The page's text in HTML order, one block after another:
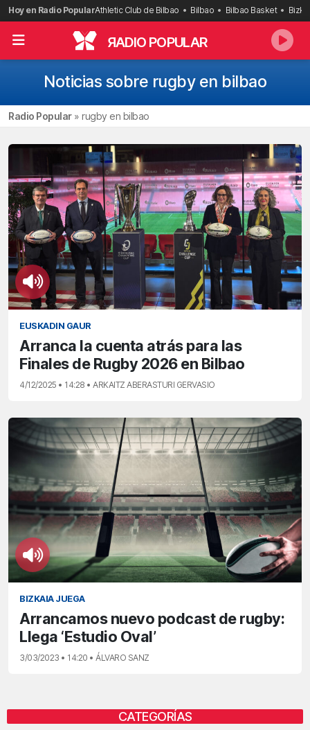
Saltar
al
contenido
Hoy en Radio PopularAthletic Club de Bilbao Bilbao Bilbao Basket
RADIO POPULAR
Noticias sobre rugby en bilbao
Radio Popular» rugby en bilbao
EUSKADIN GAUR
Arranca la cuenta atrás para las
Finales de Rugby 2026 en Bilbao
4/12/2025 • 14:28 • ARKAITZ ABERASTURI GERVASIO
BIZKAIA JUEGA
Arrancamos nuevo podcast de rugby:
Llega ‘Estudio Oval’
3/03/2023 • 14:20 • ÁLVARO SANZ
CATEGORÍAS